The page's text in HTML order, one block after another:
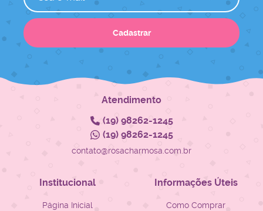
Cadastrar
Atendimento
(19)98262-1245
(19)98262-1245
contato@rosacharmosa.com.br
Institucional
Página Inicial
Informações Úteis
Como Comprar